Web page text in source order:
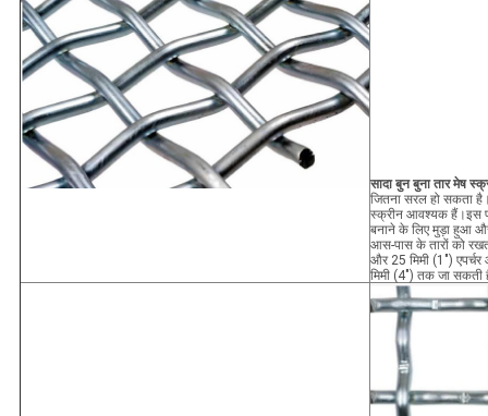
सादा बुन बुना तार मेष
जितना सरल हो सकता
स्क्रीन आवश्यक हैं।इस
बनाने के लिए मुड़ा हुआ
आस-पास के तारों को
और 25 मिमी (1")
मिमी (4") तक जा सकती